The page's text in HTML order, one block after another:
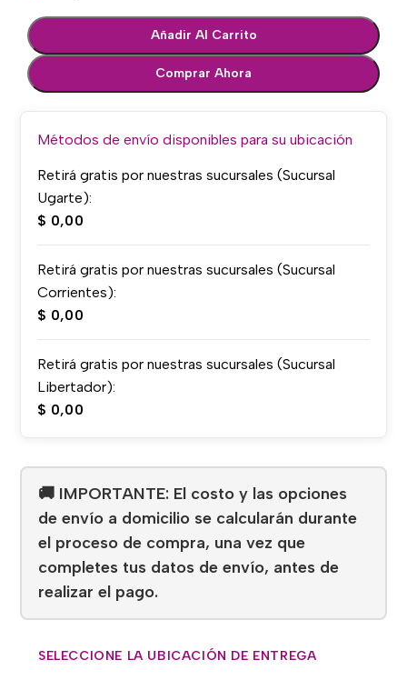
Añadir Al Carrito
Comprar Ahora
Métodos de envío disponibles para su ubicación
Retirá gratis por nuestras sucursales (Sucursal
Ugarte):
$ 0,00
Retirá gratis por nuestras sucursales (Sucursal
Corrientes):
$ 0,00
Retirá gratis por nuestras sucursales (Sucursal
Libertador):
$ 0,00
🚚 IMPORTANTE: El costo y las opciones
de envío a domicilio se calcularán durante
el proceso de compra, una vez que
completes tus datos de envío, antes de
realizar el pago.
SELECCIONE LA UBICACIÓN DE ENTREGA